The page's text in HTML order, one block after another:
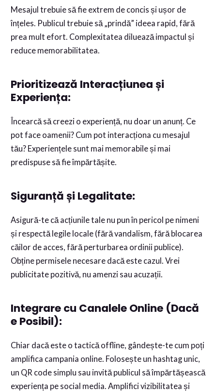
Mesajul trebuie să fie extrem de concis și ușor de
înțeles. Publicul trebuie să „prindă” ideea rapid, fără
prea mult efort. Complexitatea diluează impactul și
reduce memorabilitatea.
Prioritizează Interacțiunea și
Experiența:
Încearcă să creezi o experiență, nu doar un anunț. Ce
pot face oamenii? Cum pot interacționa cu mesajul
tău? Experiențele sunt mai memorabile și mai
predispuse să fie împărtășite.
Siguranță și Legalitate:
Asigură-te că acțiunile tale nu pun în pericol pe nimeni
și respectă legile locale (fără vandalism, fără blocarea
căilor de acces, fără perturbarea ordinii publice).
Obține permisele necesare dacă este cazul. Vrei
publicitate pozitivă, nu amenzi sau acuzații.
Integrare cu Canalele Online (Dacă
e Posibil):
Chiar dacă este o tactică offline, gândește-te cum poți
amplifica campania online. Folosește un hashtag unic,
un QR code simplu sau invită publicul să împărtășească
experiența pe social media. Amplifici vizibilitatea și